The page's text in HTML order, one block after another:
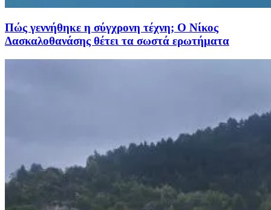
Πώς γεννήθηκε η σύγχρονη τέχνη; Ο Νίκος
Δασκαλοθανάσης θέτει τα σωστά ερωτήματα